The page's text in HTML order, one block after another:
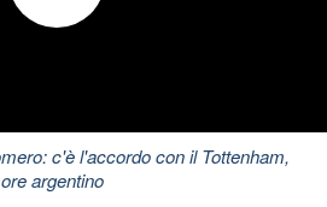
c'è l'accordo con il Tottenham,
argentino